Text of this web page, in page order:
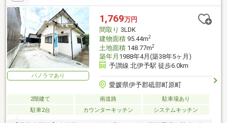
パノラマあり
1,769万円
間取り 3LDK
建物面積95.44m2
土地面積148.77m2
築年月 1988年4月(築38年5ヶ月)
予讃線 北伊予駅 徒歩6.0km
愛媛県伊予郡砥部町原町
2階建て 南道路
駐車場あり
駐車2台
カウンターキッチン システムキッチン